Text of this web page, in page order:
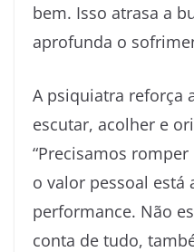
bem. Isso atrasa a
aprofunda o
A psiquiatra reforça
escutar, acolher e
“Precisamos
o valor pessoal está
performance. Não
conta de tudo,